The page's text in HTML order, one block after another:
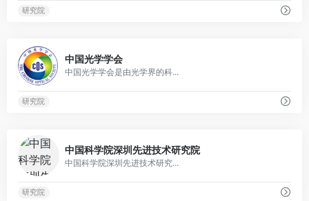
研究院
中国光学学会
中国光学学会是由光学界的科...
研究院
中国科学院深圳先进技术研究院
中国科学院深圳先进技术研究...
研究院